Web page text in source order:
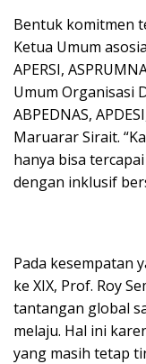
Bentuk komitmen
Ketua Umum
APERSI,
Umum Organisasi
ABPEDNAS,
Maruarar Sirait.
hanya bisa
dengan inklusif
Pada kesempatan
ke XIX, Prof. Roy
tantangan global
melaju. Hal ini
yang masih tetap